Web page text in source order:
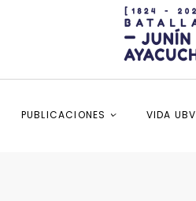
PUBLICACIONES VIDA UBV